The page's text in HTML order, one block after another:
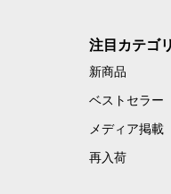
注目カテゴ
新商品
ベストセラー
メディア掲載
再入荷